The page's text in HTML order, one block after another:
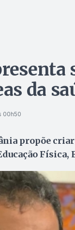
da
00h50
propõe